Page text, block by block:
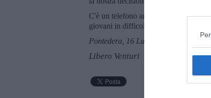
C'è un telefono amico, un numero
giovani in difficoltà con la vita.
Pontedera, 16 Luglio 2017
Libero Venturi